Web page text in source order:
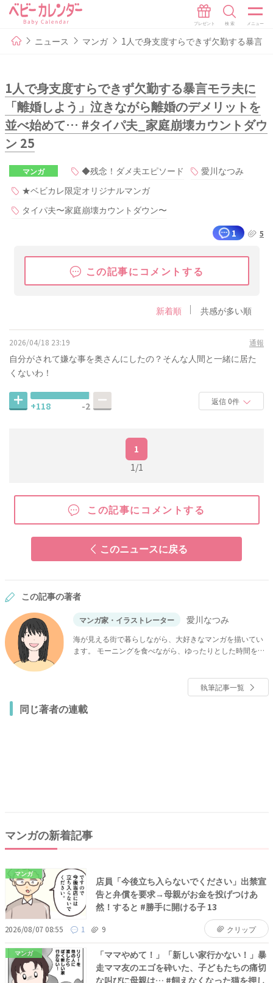
ニュース マンガ 1人で身支度すらできず欠勤する暴言
1人で身支度すらできず欠勤する暴言モラ夫に
「離婚しよう」泣きながら離婚のデメリットを
並べ始めて… #タイパ夫_家庭崩壊カウントダウ
ン 25
マンガ ◆残念！ダメ夫エピソード
愛川なつみ
★ベビカレ限定オリジナルマンガ
タイパ夫〜家庭崩壊カウントダウン〜
1
5
この記事にコメントする
新着順 共感が多い順
2026/04/18 23:19 通報
自分がされて嫌な事を奥さんにしたの？そんな人間と一緒に居た
くないわ！
+118 -2 返信 0件
1
1/1
この記事にコメントする
このニュースに戻る
この記事の著者
マンガ家・イラストレーター 愛川なつみ
海が見える街で暮らしながら、大好きなマンガを描いてい
ます。 モーニングを食べながら、ゆったりとした時間を過
執筆記事一覧
同じ著者の連載
マンガの新着記事
マンガ
店員「今後立ち入らないでください」出禁宣
告と弁償を要求→母親がお金を投げつけあ
然！すると #勝手に開ける子 13
2026/08/07 08:55 1 9 クリップ
マンガ
「ママやめて！」「新しい家行かない！」暴
走ママ友のエゴを砕いた、子どもたちの痛切
な叫びに母親は… #飼えなくなった猫を押し